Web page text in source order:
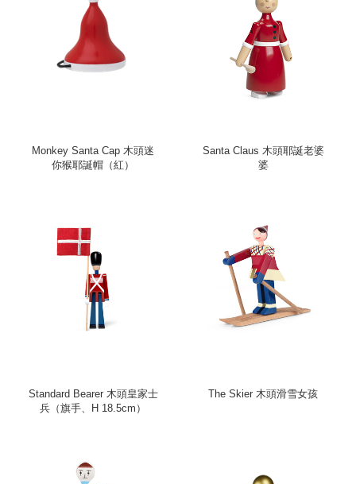
Monkey Santa Cap 木頭迷
你猴耶誕帽（紅）
Santa Claus 木頭耶誕老婆
婆
Standard Bearer 木頭皇家士
兵（旗手、H 18.5cm）
The Skier 木頭滑雪女孩